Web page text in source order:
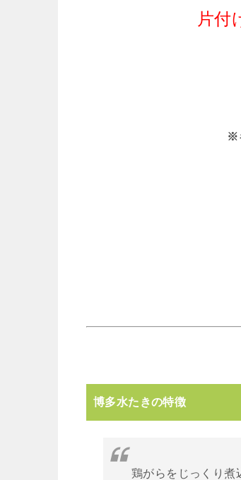
片付
※
博多水たきの特徴
鶏がらをじっくり煮